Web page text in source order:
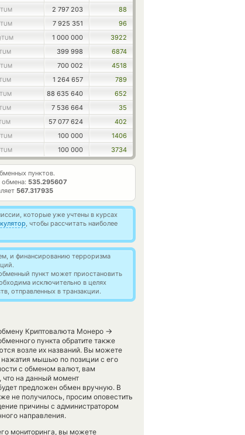
2 797 203
88
7 925 351
96
1 000 000
3922
399 998
6874
700 002
4518
1 264 657
789
88 635 640
652
7 536 664
35
57 077 624
402
100 000
1406
100 000 3734
пунктов.
535.295607
567.317935
которые уже учтены в курсах
, чтобы рассчитать наиболее
и финансированию терроризма
пункт может приостановить
исключительно в целях
отправленных в транзакции.
Криптовалюта Монеро →
пункта обратите также
возле их названий. Вы можете
нажатия мышью по позиции с его
с обменом валют, вам
что на данный момент
предложен обмен вручную. В
не получилось, просим оповестить
причины с администратором
направления.
мониторинга, вы можете